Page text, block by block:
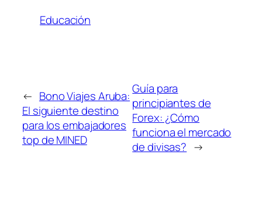
Educación
← Bono Viajes Aruba:
El siguiente destino
para los embajadores
top de MINED
Guía para
principiantes de
Forex: ¿Cómo
funciona el mercado
de divisas? →